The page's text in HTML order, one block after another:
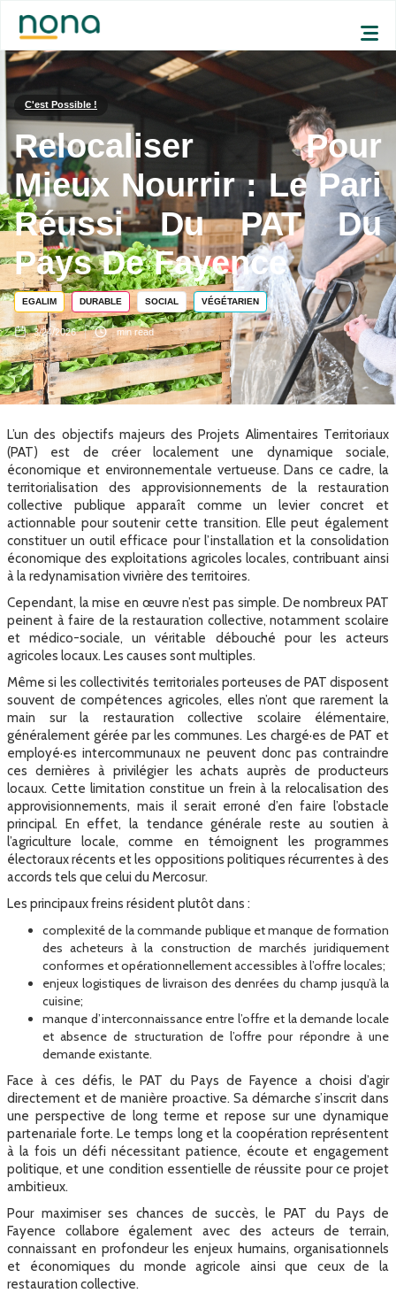
C'est Possible !
Relocaliser Pour
Mieux Nourrir : Le Pari
Réussi Du PAT Du
Pays De Fayence
EGALIM DURABLE SOCIAL VÉGÉTARIEN
3/24/2026 min read
L’un des objectifs majeurs des Projets Alimentaires Territoriaux
(PAT) est de créer localement une dynamique sociale,
économique et environnementale vertueuse. Dans ce cadre, la
territorialisation des approvisionnements de la restauration
collective publique apparaît comme un levier concret et
actionnable pour soutenir cette transition. Elle peut également
constituer un outil efficace pour l’installation et la consolidation
économique des exploitations agricoles locales, contribuant ainsi
à la redynamisation vivrière des territoires.
Cependant, la mise en œuvre n’est pas simple. De nombreux PAT
peinent à faire de la restauration collective, notamment scolaire
et médico-sociale, un véritable débouché pour les acteurs
agricoles locaux. Les causes sont multiples.
Même si les collectivités territoriales porteuses de PAT disposent
souvent de compétences agricoles, elles n’ont que rarement la
main sur la restauration collective scolaire élémentaire,
généralement gérée par les communes. Les chargé·es de PAT et
employé·es intercommunaux ne peuvent donc pas contraindre
ces dernières à privilégier les achats auprès de producteurs
locaux. Cette limitation constitue un frein à la relocalisation des
approvisionnements, mais il serait erroné d’en faire l’obstacle
principal. En effet, la tendance générale reste au soutien à
l’agriculture locale, comme en témoignent les programmes
électoraux récents et les oppositions politiques récurrentes à des
accords tels que celui du Mercosur.
Les principaux freins résident plutôt dans :
complexité de la commande publique et manque de formation
des acheteurs à la construction de marchés juridiquement
conformes et opérationnellement accessibles à l’offre locales;
enjeux logistiques de livraison des denrées du champ jusqu’à la
cuisine;
manque d’interconnaissance entre l’offre et la demande locale
et absence de structuration de l’offre pour répondre à une
demande existante.
Face à ces défis, le PAT du Pays de Fayence a choisi d’agir
directement et de manière proactive. Sa démarche s’inscrit dans
une perspective de long terme et repose sur une dynamique
partenariale forte. Le temps long et la coopération représentent
à la fois un défi nécessitant patience, écoute et engagement
politique, et une condition essentielle de réussite pour ce projet
ambitieux.
Pour maximiser ses chances de succès, le PAT du Pays de
Fayence collabore également avec des acteurs de terrain,
connaissant en profondeur les enjeux humains, organisationnels
et économiques du monde agricole ainsi que ceux de la
restauration collective.